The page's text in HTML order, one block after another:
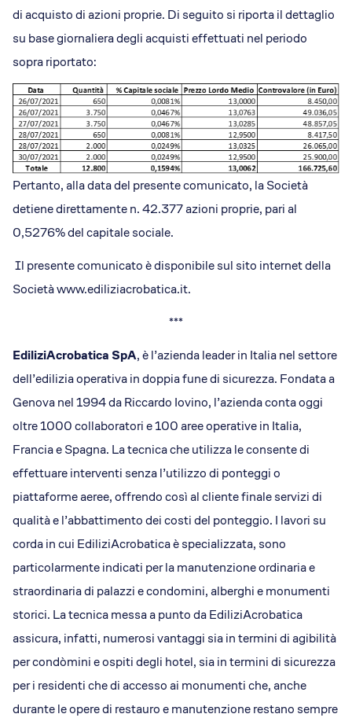
di acquisto di azioni proprie. Di seguito si riporta il dettaglio
su base giornaliera degli acquisti effettuati nel periodo
sopra riportato:
Pertanto, alla data del presente comunicato, la Società
detiene direttamente n. 42.377 azioni proprie, pari al
0,5276% del capitale sociale.
Il presente comunicato è disponibile sul sito internet della
Società www.ediliziacrobatica.it.
***
EdiliziAcrobatica SpA, è l’azienda leader in Italia nel settore
dell’edilizia operativa in doppia fune di sicurezza. Fondata a
Genova nel 1994 da Riccardo Iovino, l’azienda conta oggi
oltre 1000 collaboratori e 100 aree operative in Italia,
Francia e Spagna. La tecnica che utilizza le consente di
effettuare interventi senza l’utilizzo di ponteggi o
piattaforme aeree, offrendo così al cliente finale servizi di
qualità e l’abbattimento dei costi del ponteggio. I lavori su
corda in cui EdiliziAcrobatica è specializzata, sono
particolarmente indicati per la manutenzione ordinaria e
straordinaria di palazzi e condomini, alberghi e monumenti
storici. La tecnica messa a punto da EdiliziAcrobatica
assicura, infatti, numerosi vantaggi sia in termini di agibilità
per condòmini e ospiti degli hotel, sia in termini di sicurezza
per i residenti che di accesso ai monumenti che, anche
durante le opere di restauro e manutenzione restano sempre